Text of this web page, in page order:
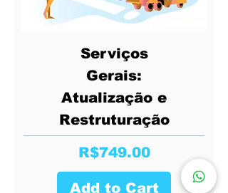
Serviços
Gerais:
Atualização e
Restruturação
Price
R$749.00
Add to Cart